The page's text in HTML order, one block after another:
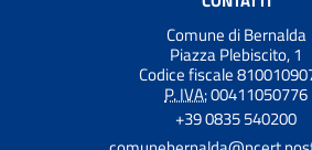
Comune di Bernalda
Piazza Plebiscito, 1
Codice fiscale
P. IVA:00411050776
+39 0835 540200